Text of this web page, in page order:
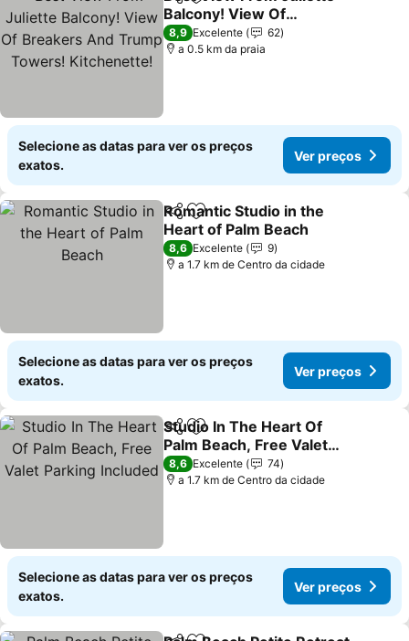
PartilharAdicionar aos favoritos
Balcony! View Of
Breakers And Trump
Towers! Kitchenette!
8,9 Excelente
62
a 0.5 km da praia
Selecione as datas para ver os preços
exatos.
Ver preços
PartilharAdicionar aos favoritos
Romantic Studio in the
Heart of Palm Beach
8,6 Excelente
9
a 1.7 km de Centro da cidade
Selecione as datas para ver os preços
exatos.
Ver preços
PartilharAdicionar aos favoritos
Studio In The Heart Of
Palm Beach, Free Valet
Parking Included
8,6 Excelente
74
a 1.7 km de Centro da cidade
Selecione as datas para ver os preços
exatos.
Ver preços